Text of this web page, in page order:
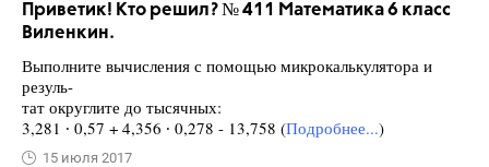
Приветик! Кто решил? № 411 Математика 6 класс
Виленкин.
Выполните вычисления с помощью микрокалькулятора и
резуль-
тат округлите до тысячных:
3,281 ∙ 0,57 + 4,356 ∙ 0,278 - 13,758 (Подробнее...)
15 июля 2017